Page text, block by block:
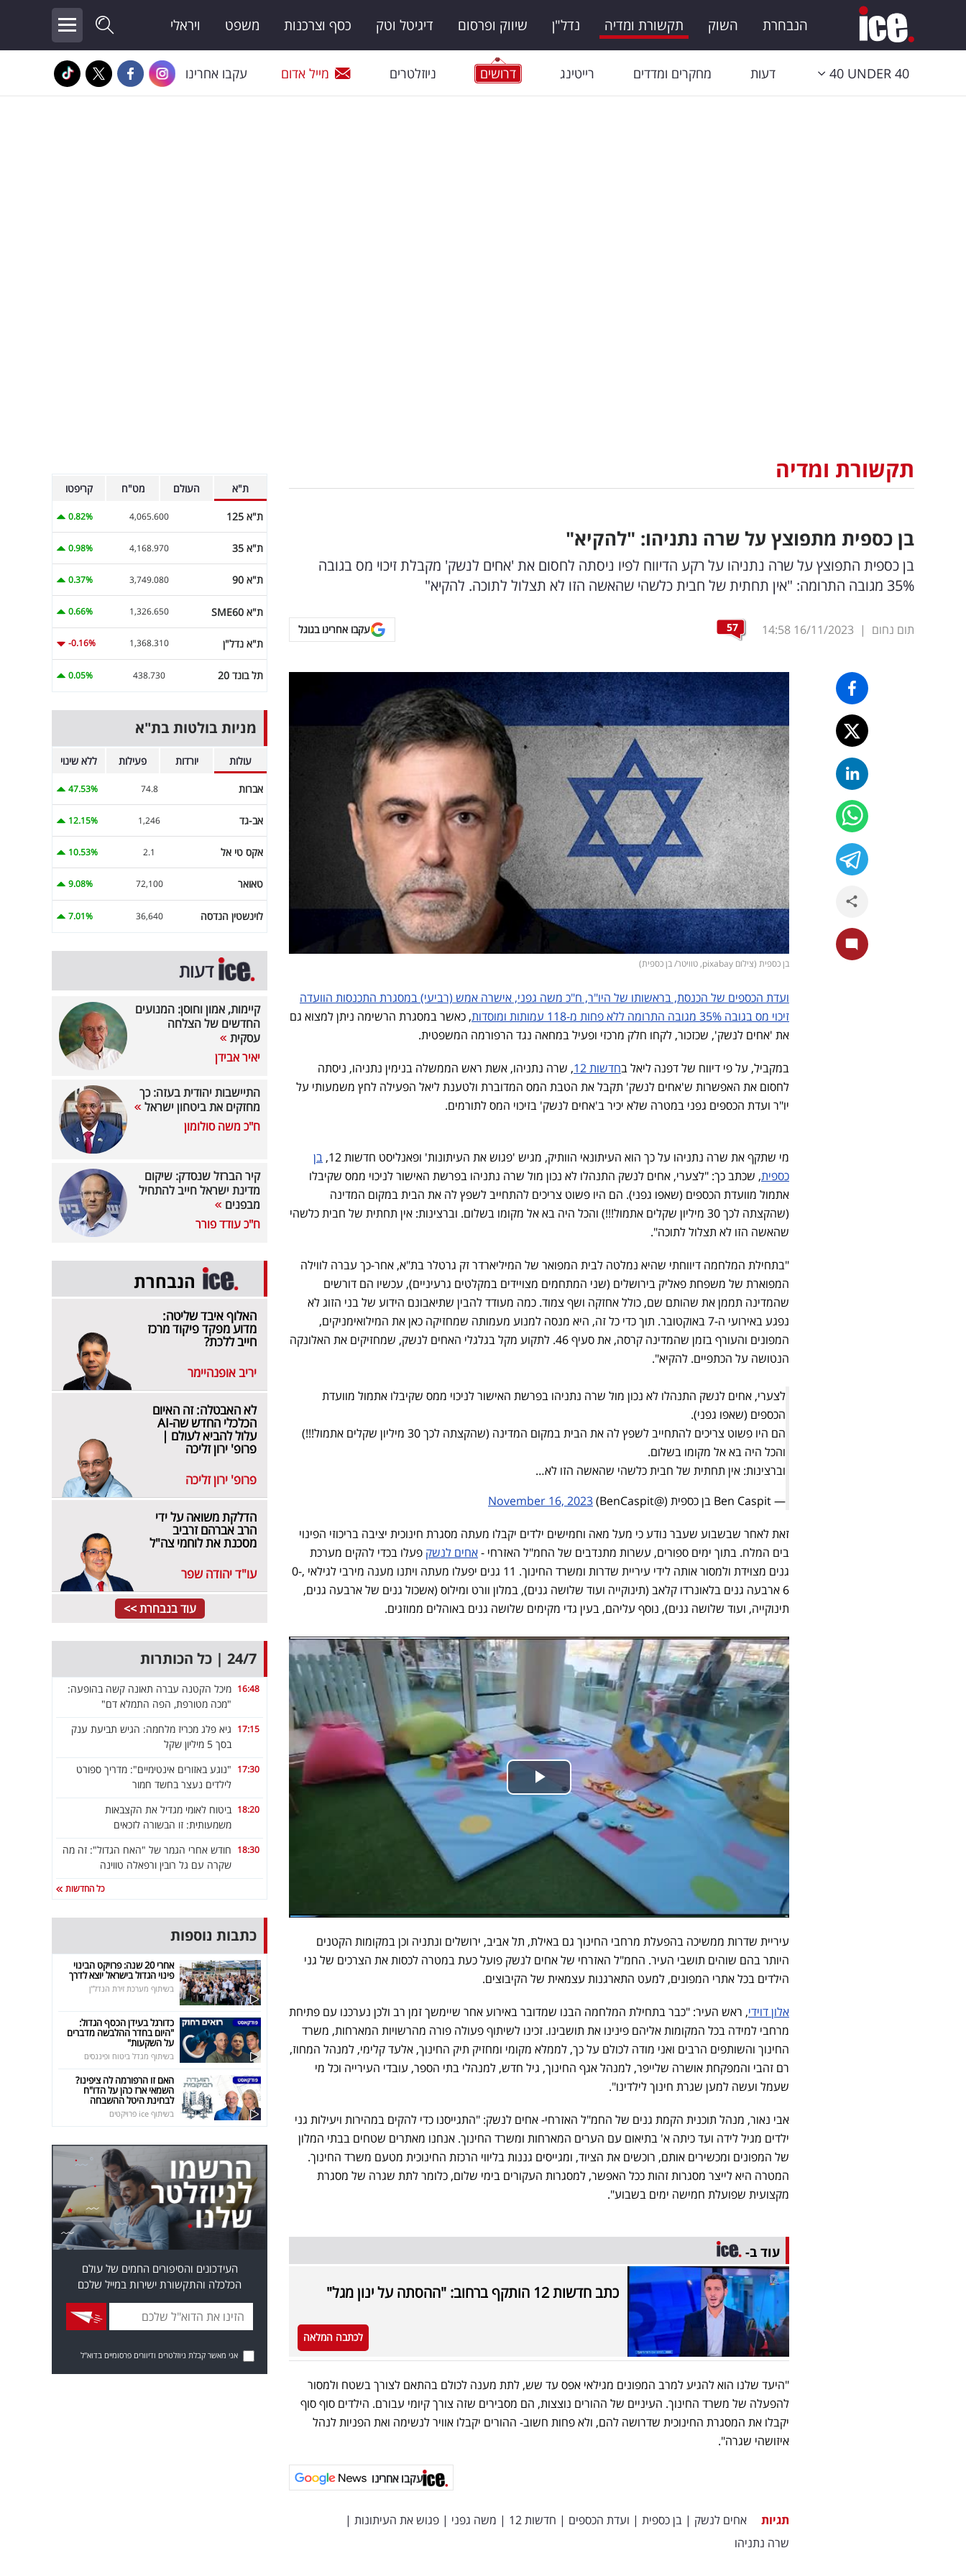
הנבחרת השוק תקשורת ומדיה נדל"ן שיווק ופרסום דיגיטל וטק כסף וצרכנות משפט ויראלי
40 UNDER 40 דעות מחקרים ומדדים רייטינג דרושים ניוזלטרים מייל אדום עקבו אחרינו
תקשורת ומדיה
בן כספית מתפוצץ על שרה נתניהו: "להקיא"
בן כספית התפוצץ על שרה נתניהו על רקע הדיווח לפיו ניסתה לחסום את 'אחים לנשק' מקבלת זיכוי מס בגובה
35% מגובה התרומה: "אין תחתית של חבית כלשהי שהאשה הזו לא תצלול לתוכה. להקיא"
תום נחום |
16/11/2023
14:58
57 עקבו אחרינו בגוגל
בן כספית (צילום pixabay, טוויטר/ בן כספית)
ועדת הכספים של הכנסת, בראשותו של היו"ר, ח"כ משה גפני, אישרה אמש (רביעי) במסגרת התכנסות הוועדה
זיכוי מס בגובה 35% מגובה התרומה ללא פחות מ-118 עמותות ומוסדות
, כאשר במסגרת הרשימה ניתן למצוא גם
את 'אחים לנשק', שכזכור, לקחו חלק מרכזי ופעיל במחאה נגד הרפורמה המשפטית.
במקביל, על פי דיווח של דפנה ליאל בחדשות 12
, שרה נתניהו, אשת ראש הממשלה בנימין נתניהו, ניסתה
לחסום את האפשרות ש'אחים לנשק' תקבל את הטבת המס המדוברת ולטענת ליאל הפעילה לחץ משמעותי על
יו"ר ועדת הכספים גפני במטרה שלא יכיר ב'אחים לנשק' בזיכוי המס לתורמים.
מי שתקף את שרה נתניהו על כך הוא העיתונאי הוותיק, מגיש 'פגוש את העיתונות' ופאנליסט חדשות 12,
בן
כספית, שכתב כך: "לצערי, אחים לנשק התנהלו לא נכון מול שרה נתניהו בפרשת האישור לניכוי ממס שקיבלו
אתמול מוועדת הכספים (שאפו גפני). הם היו פשוט צריכים להתחייב לשפץ לה את הבית במקום המדינה
(שהקצתה לכך 30 מיליון שקלים אתמול!!!) והכל היה בא אל מקומו בשלום. וברצינות: אין תחתית של חבית כלשהי
שהאשה הזו לא תצלול לתוכה".
"בתחילת המלחמה דיווחתי שהיא נמלטה לבית המפואר של המיליארדר זק גרטלר בת"א, אחר-כך עברה לווילה
המפוארת של משפחת פאליק בירושלים (שני המתחמים מצויידים במקלטים גרעיניים), עכשיו הם דורשים
שהמדינה תממן את שהותם שם, כולל אחזקה ושף צמוד. כמה מעודד להבין שתיאבונם הידוע של בני הזוג לא
נפגע באירועי ה-7 באוקטובר. תוך כדי כל זה, היא מנסה למנוע מעמותה שמחזיקה כאן את המילואימניקים,
המפונים והעורף בזמן שהמדינה קרסה, את סעיף 46. לתקוע מקל בגלגלי האחים לנשק, שמחזיקים את האלונקה
הנטושה על הכתפיים. להקיא".
לצערי, אחים לנשק התנהלו לא נכון מול שרה נתניהו בפרשת האישור לניכוי ממס שקיבלו אתמול מוועדת
הכספים (שאפו גפני).
הם היו פשוט צריכים להתחייב לשפץ לה את הבית במקום המדינה (שהקצתה לכך 30 מיליון שקלים אתמול!!!)
והכל היה בא אל מקומו בשלום.
וברצינות: אין תחתית של חבית כלשהי שהאשה הזו לא…
— Ben Caspit בן כספית (@BenCaspit)
November 16, 2023
זאת לאחר שבשבוע שעבר נודע כי מעל מאה וחמישים ילדים יקבלו מעתה מסגרת חינוכית יציבה בריכוזי הפינוי
בים המלח. בתוך ימים ספורים, עשרות מתנדבים של החמ"ל האזרחי -אחים לנשק פעלו בכדי להקים מערכת
גנים מצוידת ולמסור אותה לידי עיריית שדרות ומשרד החינוך. 11 גנים יפעלו מעתה ויתנו מענה מירבי לגילאי ,0-
6 ארבעה גנים בלאונרדו קלאב (תינוקייה ועוד שלושה גנים), במלון וורט ומילוס (אשכול גנים של ארבעה גנים,
תינוקייה, ועוד שלושה גנים), נוסף עליהם, בעין גדי מקימים שלושה גנים באוהלים ממוזגים.
עיריית שדרות ממשיכה בהפעלת מרחבי החינוך גם באילת, תל אביב, ירושלים ונתניה וכן במקומות הקטנים
היותר בהם שוהים תושבי העיר. החמ"ל האזרחי של אחים לנשק פועל כעת במטרה לכסות את הצרכים של גני
הילדים בכל אתרי המפונים, למעט התארגנות עצמאית של הקיבוצים.
אלון דוידי, ראש העיר: "כבר בתחילת המלחמה הבנו שמדובר באירוע אחר שיימשך זמן רב ולכן נערכנו עם פתיחת
מרחבי למידה בכל המקומות אליהם פינינו את תושבינו. זכינו לשיתוף פעולה פורה מהרשויות המארחות, משרד
החינוך והשותפים הרבים ואני מודה לכולם על כך, לממלא מקומי ומחזיק תיק החינוך, אלעד קלימי, למנהל המחוז,
רם זהבי והמפקחת אושרה שלייפר, למנהל אגף החינוך, גיל חדש, למנהלי בתי הספר, עובדי העירייה וכל מי
שעמל ועשה למען שגרת חינוך לילדינו".
אבי נאור, מנהל תוכנית הקמת גנים של החמ"ל האזרחי- אחים לנשק: "התגייסנו כדי להקים במהירות ויעילות גני
ילדים מגיל לידה ועד כיתה א' בתיאום עם הערים המארחות ומשרד החינוך. אנחנו מאתרים שטחים בבתי המלון
של המפונים ומכשירים אותם, רוכשים את הציוד, ומגייסים גננות בליווי הרכזת החינוכית מטעם משרד החינוך.
המטרה היא לייצר מסגרות זהות ככל האפשר, למסגרות העקורים בימי שלום, כלומר לתת שגרה של מסגרת
מקצועית שפועלת חמישה ימים בשבוע".
עוד ב-
כתב חדשות 12 הותקף ברחוב: "ההסתה על ינון מגל"
לכתבה המלאה
"היעד שלנו הוא להגיע למרב המפונים מגילאי אפס עד שש, לתת מענה לכולם בהתאם לצורך בשטח ולמסור
להפעלה של משרד החינוך. העיניים של ההורים נוצצות, הם מסבירים שזה צורך קיומי עבורם. הילדים סוף סוף
יקבלו את המסגרת החינוכית שדרושה להם, ולא פחות חשוב- ההורים יקבלו אוויר לנשימה ואת הפניות לנהל
איזושהי שגרה".
עקבו אחרינו
תגיות אחים לנשק | בן כספית | ועדת הכספים | חדשות 12 | משה גפני | פגוש את העיתונות |
שרה נתניהו
ת"א העולם מט"ח קריפטו
ת"א 125 4,065.600
0.82%
ת"א 35 4,168.970
0.98%
ת"א 90 3,749.080
0.37%
ת"א SME60 1,326.650
0.66%
ת"א נדל"ן 1,368.310
-0.16%
תל בונד 20 438.730
0.05%
מניות בולטות בת"א
עולות יורדות פעילות ללא שינוי
אברות 74.8
47.53%
אב-גד 1,246
12.15%
אקס טי אל 2.1
10.53%
טאואר 72,100
9.08%
לוינשטין הנדסה 36,640
7.01%
דעות
קיימות, אמון וחוסן: המנועים
החדשים של הצלחה
עסקית
יאיר אבידן
התיישבות יהודית בעזה: כך
מחזקים את ביטחון ישראל
ח"כ משה סולומון
קיר הברזל שנסדק: שיקום
מדינת ישראל חייב להתחיל
מבפנים
ח"כ עודד פורר
הנבחרת
האלוף איבד שליטה:
מדוע מפקד פיקוד מרכז
חייב ללכת?
יריב אופנהיימר
לא האבטלה: זה האיום
הכלכלי החדש שה-AI
עלול להביא לעולם |
פרופ' ירון זליכה
פרופ' ירון זליכה
הדלקת משואה על ידי
הרב אברהם זרביב
מסכנת את לוחמי צה"ל
עו"ד יהודה שפר
עוד בנבחרת >>
24/7 | כל הכותרות
16:48 מיכל הקטנה עברה תאונה קשה בהופעה:
"מכה מטורפת, הפה התמלא דם"
17:15 גיא פלג מכריז מלחמה: הגיש תביעת ענק
בסך 5 מיליון שקל
17:30 "נוגע באזורים אינטימיים": מדריך ספורט
לילדים נעצר בחשד חמור
18:20 ביטוח לאומי מגדיל את הקצבאות
משמעותית: זו הבשורה לזכאים
18:30 חודש אחרי הגמר של "האח הגדול": זה מה
שקרה עם גל רובין ורפאלה טווינה
כל החדשות
כתבות נוספות
אחרי 20 שנה: פרויקט הבינוי
פינוי הגדול בישראל יוצא לדרך
בשיתוף מערכת זירת הנדל"ן
כדורגל בעידן הכסף הגדול:
"היום בחדר ההלבשה מדברים
על השקעות"
בשיתוף מגדל ביטוח ופיננסים
האם זו הרפורמה לה ציפינו?
השמאי ארז כהן על הדו"ח
לבחינת היטל ההשבחה
בשיתוף ice פרויקטים
העידכונים והסיפורים החמים של עולם
הכלכלה והתקשורת ישירות במייל שלכם
אני מאשר קבלת ניוזלטרים ודיוורים פרסומיים בדוא"ל